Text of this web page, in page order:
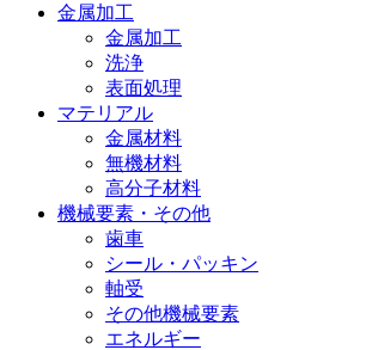
金属加工
金属加工
洗浄
表面処理
マテリアル
金属材料
無機材料
高分子材料
機械要素・その他
歯車
シール・パッキン
軸受
その他機械要素
エネルギー